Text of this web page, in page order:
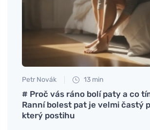
Petr Novák 13 min
# Proč vás ráno bolí paty a co
Ranní bolest pat je velmi častý
který postihu